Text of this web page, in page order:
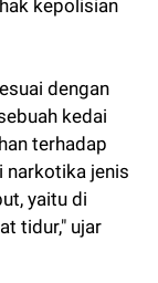
kepolisian
dengan
kedai
terhadap
narkotika jenis
yaitu di
tidur," ujar